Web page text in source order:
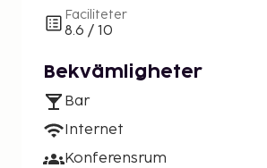
Faciliteter
8.6 / 10
Bekvämligheter
Bar
Internet
Konferensrum